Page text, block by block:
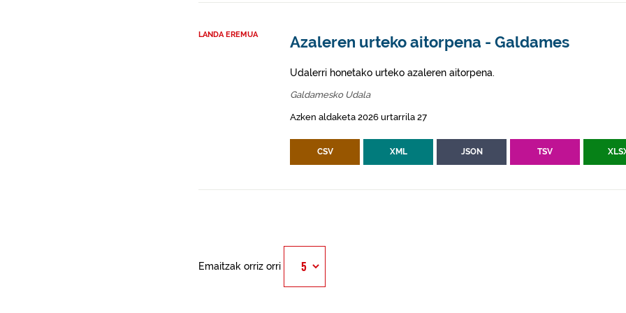
LANDA EREMUA Azaleren urteko aitorpena - Galdames
Udalerri honetako urteko azaleren aitorpena.
Galdamesko Udala
Azken aldaketa 2026 urtarrila 27
CSV XML JSON TSV
Emaitzak orriz orri